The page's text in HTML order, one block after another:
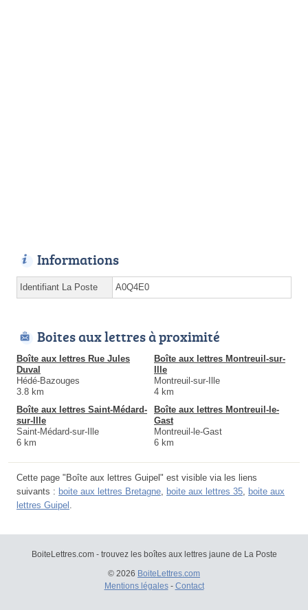
Informations
Identifiant La Poste A0Q4E0
Boites aux lettres à proximité
Boîte aux lettres Rue Jules
Duval
Hédé-Bazouges
3.8 km
Boîte aux lettres Montreuil-sur-
Ille
Montreuil-sur-Ille
4 km
Boîte aux lettres Saint-Médard-
sur-Ille
Saint-Médard-sur-Ille
6 km
Boîte aux lettres Montreuil-le-
Gast
Montreuil-le-Gast
6 km
Cette page "Boîte aux lettres Guipel" est visible via les liens
suivants : boite aux lettres Bretagne boite aux lettres 35 boite aux
lettres Guipel
BoiteLettres.com - trouvez les boîtes aux lettres jaune de La Poste
© 2026 BoiteLettres.com
Mentions légales- Contact